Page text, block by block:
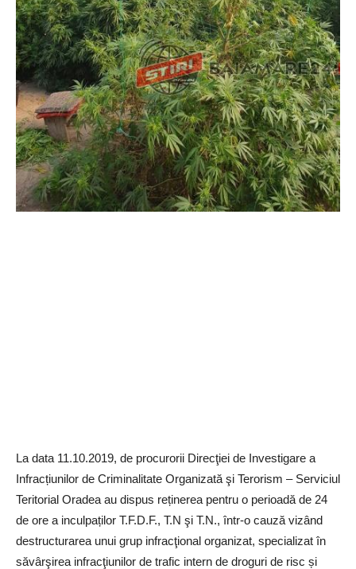
La data 11.10.2019, de procurorii Direcţiei de Investigare a
Infracțiunilor de Criminalitate Organizată şi Terorism – Serviciul
Teritorial Oradea au dispus reținerea pentru o perioadă de 24
de ore a inculpaților T.F.D.F., T.N şi T.N., într-o cauză vizând
destructurarea unui grup infracţional organizat, specializat în
săvârşirea infracţiunilor de trafic intern de droguri de risc și